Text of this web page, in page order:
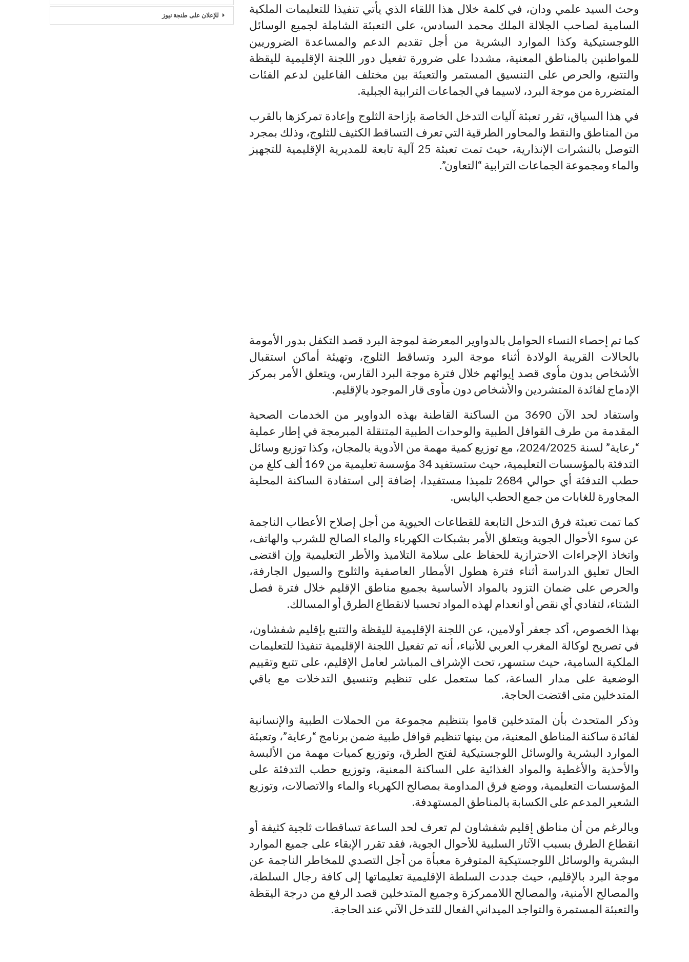
وحث السيد علمي ودان، في كلمة خلال هذا اللقاء الذي يأتي تنفيذا للتعليمات الملكية
السامية لصاحب الجلالة الملك محمد السادس، على التعبئة الشاملة لجميع الوسائل
اللوجستيكية وكذا الموارد البشرية من أجل تقديم الدعم والمساعدة الضروريين
للمواطنين بالمناطق المعنية، مشددا على ضرورة تفعيل دور اللجنة الإقليمية لليقظة
والتتبع، والحرص على التنسيق المستمر والتعبئة بين مختلف الفاعلين لدعم الفئات
المتضررة من موجة البرد، لاسيما في الجماعات الترابية الجبلية.
في هذا السياق، تقرر تعبئة آليات التدخل الخاصة بإزاحة الثلوج وإعادة تمركزها بالقرب
من المناطق والنقط والمحاور الطرقية التي تعرف التساقط الكثيف للثلوج، وذلك بمجرد
التوصل بالنشرات الإنذارية، حيث تمت تعبئة 25 آلية تابعة للمديرية الإقليمية للتجهيز
والماء ومجموعة الجماعات الترابية “التعاون”.
كما تم إحصاء النساء الحوامل بالدواوير المعرضة لموجة البرد قصد التكفل بدور الأمومة
بالحالات القريبة الولادة أثناء موجة البرد وتساقط الثلوج، وتهيئة أماكن استقبال
الأشخاص بدون مأوى قصد إيوائهم خلال فترة موجة البرد القارس، ويتعلق الأمر بمركز
الإدماج لفائدة المتشردين والأشخاص دون مأوى قار الموجود بالإقليم.
واستفاد لحد الآن 3690 من الساكنة القاطنة بهذه الدواوير من الخدمات الصحية
المقدمة من طرف القوافل الطبية والوحدات الطبية المتنقلة المبرمجة في إطار عملية
“رعاية” لسنة 2024/2025، مع توزيع كمية مهمة من الأدوية بالمجان، وكذا توزيع وسائل
التدفئة بالمؤسسات التعليمية، حيث ستستفيد 34 مؤسسة تعليمية من 169 ألف كلغ من
حطب التدفئة أي حوالي 2684 تلميذا مستفيدا، إضافة إلى استفادة الساكنة المحلية
المجاورة للغابات من جمع الحطب اليابس.
كما تمت تعبئة فرق التدخل التابعة للقطاعات الحيوية من أجل إصلاح الأعطاب الناجمة
عن سوء الأحوال الجوية ويتعلق الأمر بشبكات الكهرباء والماء الصالح للشرب والهاتف،
واتخاذ الإجراءات الاحترازية للحفاظ على سلامة التلاميذ والأطر التعليمية وإن اقتضى
الحال تعليق الدراسة أثناء فترة هطول الأمطار العاصفية والثلوج والسيول الجارفة،
والحرص على ضمان التزود بالمواد الأساسية بجميع مناطق الإقليم خلال فترة فصل
الشتاء، لتفادي أي نقص أو انعدام لهذه المواد تحسبا لانقطاع الطرق أو المسالك.
بهذا الخصوص، أكد جعفر أولامين، عن اللجنة الإقليمية لليقظة والتتبع بإقليم شفشاون،
في تصريح لوكالة المغرب العربي للأنباء، أنه تم تفعيل اللجنة الإقليمية تنفيذا للتعليمات
الملكية السامية، حيث ستسهر، تحت الإشراف المباشر لعامل الإقليم، على تتبع وتقييم
الوضعية على مدار الساعة، كما ستعمل على تنظيم وتنسيق التدخلات مع باقي
المتدخلين متى اقتضت الحاجة.
وذكر المتحدث بأن المتدخلين قاموا بتنظيم مجموعة من الحملات الطبية والإنسانية
لفائدة ساكنة المناطق المعنية، من بينها تنظيم قوافل طبية ضمن برنامج “رعاية”، وتعبئة
الموارد البشرية والوسائل اللوجستيكية لفتح الطرق، وتوزيع كميات مهمة من الألبسة
والأحذية والأغطية والمواد الغذائية على الساكنة المعنية، وتوزيع حطب التدفئة على
المؤسسات التعليمية، ووضع فرق المداومة بمصالح الكهرباء والماء والاتصالات، وتوزيع
الشعير المدعم على الكسابة بالمناطق المستهدفة.
وبالرغم من أن مناطق إقليم شفشاون لم تعرف لحد الساعة تساقطات ثلجية كثيفة أو
انقطاع الطرق بسبب الآثار السلبية للأحوال الجوية، فقد تقرر الإبقاء على جميع الموارد
البشرية والوسائل اللوجستيكية المتوفرة معبأة من أجل التصدي للمخاطر الناجمة عن
موجة البرد بالإقليم، حيث جددت السلطة الإقليمية تعليماتها إلى كافة رجال السلطة،
والمصالح الأمنية، والمصالح اللاممركزة وجميع المتدخلين قصد الرفع من درجة اليقظة
والتعبئة المستمرة والتواجد الميداني الفعال للتدخل الآني عند الحاجة.
للإعلان على طنجة نيوز